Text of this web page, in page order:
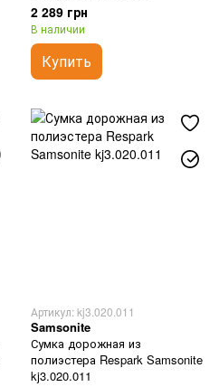
2 289 грн
В наличии
Купить
Артикул: kj3.020.011
Samsonite
Сумка дорожная из
полиэстера Respark Samsonite
kj3.020.011